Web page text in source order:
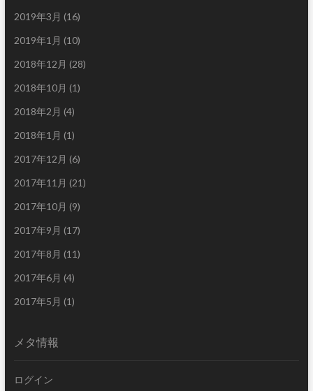
2019年3月 (16)
2019年1月 (10)
2018年12月 (28)
2018年10月 (1)
2018年2月 (4)
2018年1月 (1)
2017年12月 (6)
2017年11月 (21)
2017年10月 (9)
2017年9月 (17)
2017年8月 (11)
2017年6月 (4)
2017年5月 (1)
メタ情報
ログイン